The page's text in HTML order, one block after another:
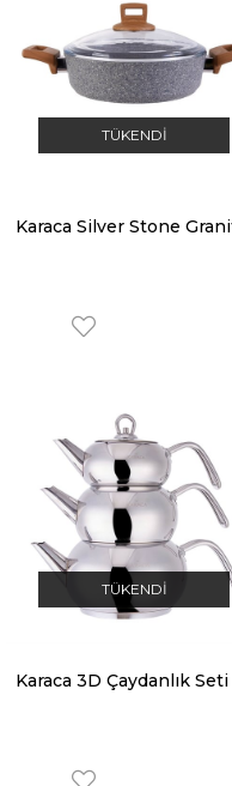
TÜKENDI
TÜKENDI
Karaca 3D Çaydanlık Seti